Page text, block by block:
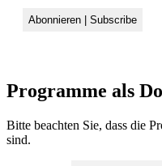
Programme als
Bitte beachten Sie, dass die
sind.